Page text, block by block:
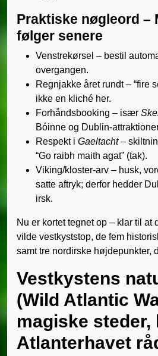
Praktiske nøgleord –
følger senere
Venstrekørsel – bestil
overgangen.
Regnjakke året rundt – “fire
ikke en kliché her.
Forhåndsbooking – især
Bóinne og Dublin-
Respekt i Gaeltacht–
“Go raibh maith agat” (tak).
Viking/kloster-arv – husk,
satte aftryk; derfor hedder
irsk.
Nu er kortet tegnet op – klar til at
vilde vestkyststop, de fem
samt tre nordirske højdepunkter,
Vestkystens
(Wild Atlantic
magiske steder,
Atlanterhavet